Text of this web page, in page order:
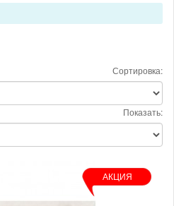
Сортировка:
Показать:
АКЦИЯ